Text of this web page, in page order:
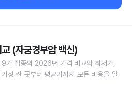
(자궁경부암 백신)
가 접종의 2026년 가격 비교와 최저가,
장 싼 곳부터 평균가까지 모든 비용을 알